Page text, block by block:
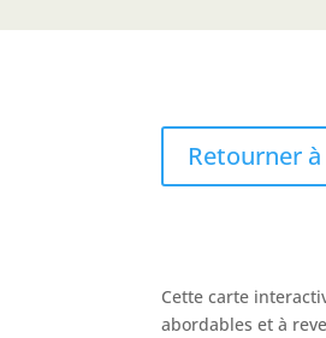
Retourner
Cette carte
abordables et à